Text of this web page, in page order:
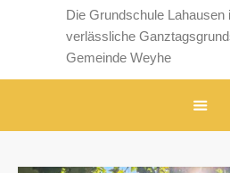
Die Grundschule Lahausen
verlässliche
Gemeinde Weyhe